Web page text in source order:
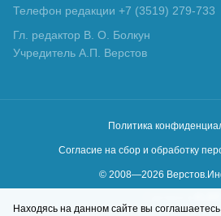
Телефон редакции +7 (3519) 279-733
Гл. редактор В. О. Болкун
Учредитель А.П. Верстов
Политика
Согласие на сбор и обработку
© 2008—2026
Находясь на данном сайте вы